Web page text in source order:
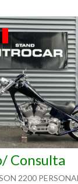
Consulta
2200